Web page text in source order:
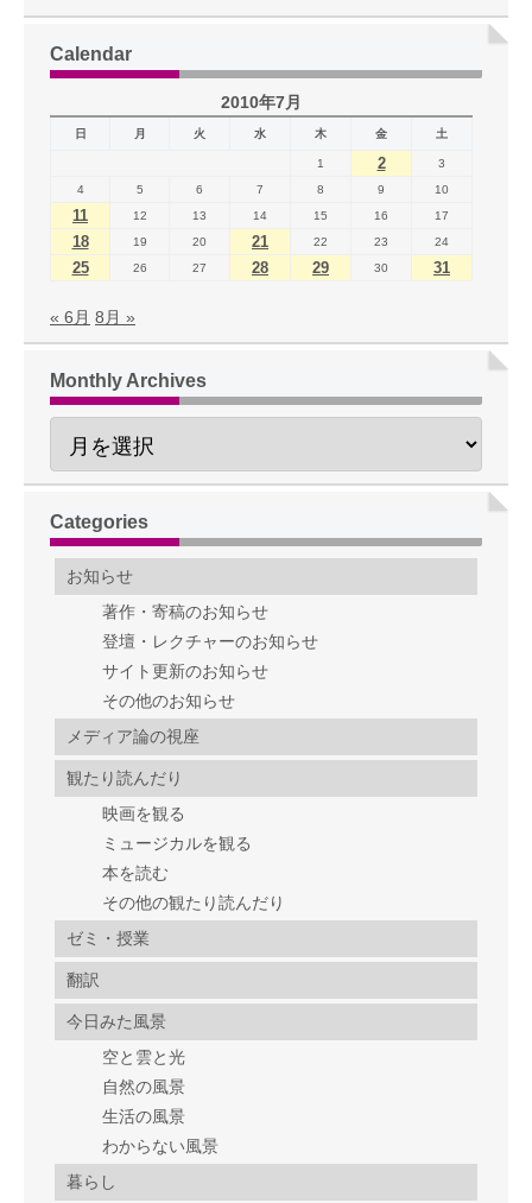
Calendar
2010年7月
日 月 火 水 木 金 土
1 2
3
4
5 6 7 8 9 10
11 12 13 14 15 16 17
18 19 20 21 22 23 24
25 26 27 28 29 30 31
« 6月 8月 »
Monthly Archives
Categories
お知らせ
著作・寄稿のお知らせ
登壇・レクチャーのお知らせ
サイト更新のお知らせ
その他のお知らせ
メディア論の視座
観たり読んだり
映画を観る
ミュージカルを観る
本を読む
その他の観たり読んだり
ゼミ・授業
翻訳
今日みた風景
空と雲と光
自然の風景
生活の風景
わからない風景
暮らし